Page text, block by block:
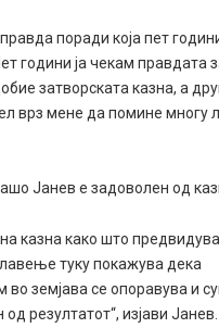
поради која пет
години ја чекам правдата
затворската казна, а
врз мене да помине многу
Јанев е задоволен од
казна како што предвидува
туку покажува дека
во земјава се опоравува и
резултатот“, изјави Јанев.